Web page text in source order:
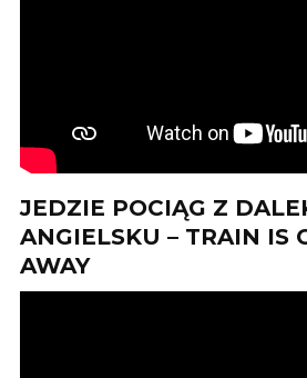
JEDZIE POCIĄG Z
ANGIELSKU – TRAIN IS
AWAY